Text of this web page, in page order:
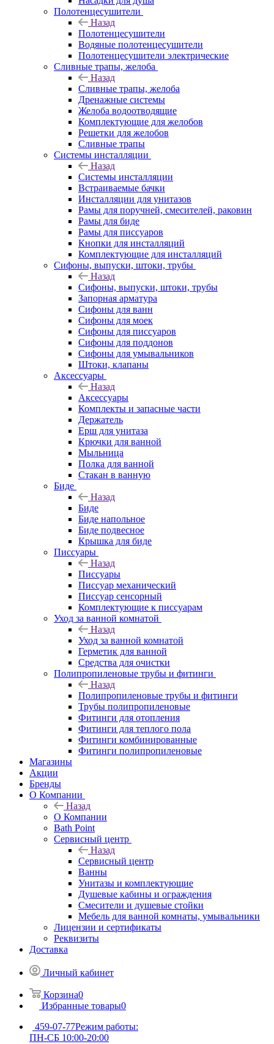
Полотенцесушители
Назад
Полотенцесушители
Водяные полотенцесушители
Полотенцесушители электрические
Сливные трапы, желоба
Назад
Сливные трапы, желоба
Дренажные системы
Желоба водоотводящие
Комплектующие для желобов
Решетки для желобов
Сливные трапы
Системы инсталляции
Назад
Системы инсталляции
Встраиваемые бачки
Инсталляции для унитазов
Рамы для поручней, смесителей, раковин
Рамы для биде
Рамы для писсуаров
Кнопки для инсталляций
Комплектующие для инсталляций
Сифоны, выпуски, штоки, трубы
Назад
Сифоны, выпуски, штоки, трубы
Запорная арматура
Сифоны для ванн
Сифоны для моек
Сифоны для писсуаров
Сифоны для поддонов
Сифоны для умывальников
Штоки, клапаны
Аксессуары
Назад
Аксессуары
Комплекты и запасные части
Держатель
Ерш для унитаза
Крючки для ванной
Мыльница
Полка для ванной
Стакан в ванную
Биде
Назад
Биде
Биде напольное
Биде подвесное
Крышка для биде
Писсуары
Назад
Писсуары
Писсуар механический
Писсуар сенсорный
Комплектующие к писсуарам
Уход за ванной комнатой
Назад
Уход за ванной комнатой
Герметик для ванной
Средства для очистки
Полипропиленовые трубы и фитинги
Назад
Полипропиленовые трубы и фитинги
Трубы полипропиленовые
Фитинги для отопления
Фитинги для теплого пола
Фитинги комбинированные
Фитинги полипропиленовые
Магазины
Акции
Бренды
О Компании
Назад
О Компании
Bath Point
Сервисный центр
Назад
Сервисный центр
Ванны
Унитазы и комплектующие
Душевые кабины и ограждения
Смесители и душевые стойки
Мебель для ванной комнаты, умывальники
Лицензии и сертификаты
Реквизиты
Доставка
Личный кабинет
Корзина0
Избранные товары0
459-07-77Режим работы:
ПН-СБ 10:00-20:00